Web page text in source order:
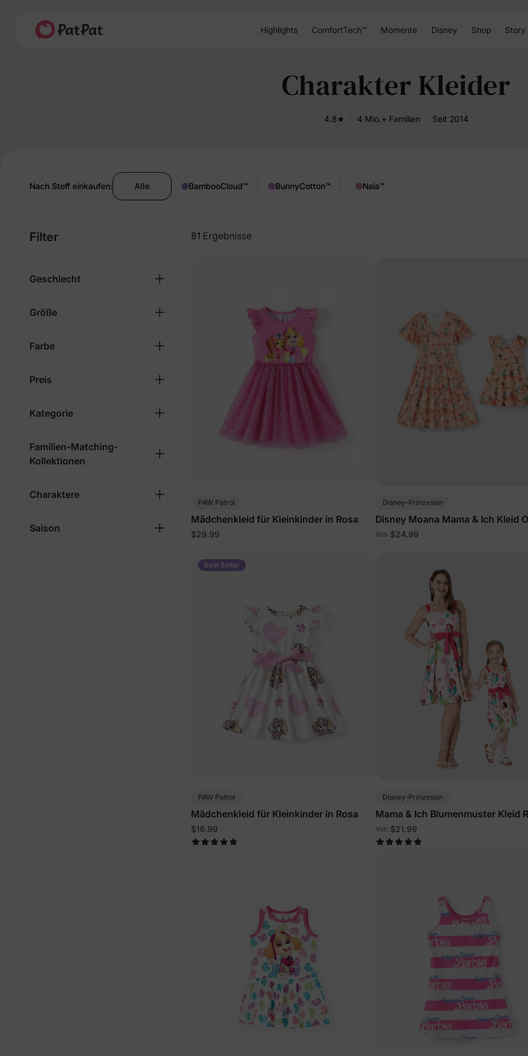
Highlights ComfortTech™ Momente Disney Shop Story
Charakter Kleider
4.8★ 4 Mio.+ Familien Seit 2014
Nach Stoff einkaufen: Alle BambooCloud™ BunnyCotton™ Naia™
81 Ergebnisse
Filter
Geschlecht
Größe
Farbe
Preis
Kategorie
Familien-Matching-
Kollektionen
Charaktere
Saison
PAW Patrol
Mädchenkleid für Kleinkinder in Rosa
$29.99
Disney-Prinzessin
Disney Moana Mama & Ich Kleid
Von $24.99
Best Seller
PAW Patrol
Mädchenkleid für Kleinkinder in Rosa
$16.99
Disney-Prinzessin
Mama & Ich Blumenmuster Kleid
Von $21.99